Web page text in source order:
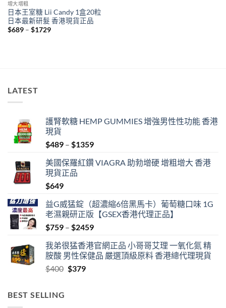
增大增粗
日本王室糖 Lii Candy 1盒20粒
日本最新研髮 香港現貨正品
$689 – $1729Price
LATEST
護腎軟糖 HEMP GUMMIES 增強男性性功能 香港
現貨
$489 – $1359Price
$489
美國保羅紅鑽 VIAGRA 助勃增硬 增粗增大 香港
現貨正品
$649
益G威猛錠（超濃縮6倍黑馬卡）葡萄糖口味 1G
老濕親研正版【GSEX香港代理正品】
$759 – $2459Price
$759
through
我弟很猛香港官網正品 小哥哥艾理 一氧化氮 精
胺酸 男性保健品 嚴選頂級原料 香港總代理現貨
$400 Original
$379Current
BEST SELLING